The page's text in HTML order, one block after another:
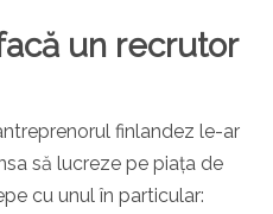
un recrutor
finlandez le-ar
să lucreze pe piața de
cu unul în particular: